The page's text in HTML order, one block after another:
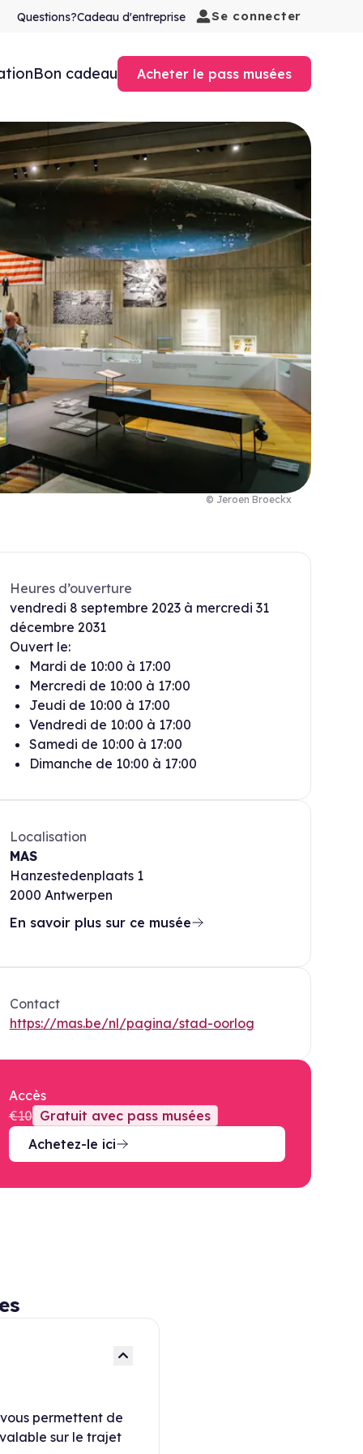
Questions?Cadeau d'entreprise Se connecter
Bon cadeau Acheter le pass musées
© Jeroen Broeckx
Heures d’ouverture
vendredi 8 septembre 2023 à mercredi 31
décembre 2031
Ouvert le:
Mardi de 10:00 à 17:00
Mercredi de 10:00 à 17:00
Jeudi de 10:00 à 17:00
Vendredi de 10:00 à 17:00
Samedi de 10:00 à 17:00
Dimanche de 10:00 à 17:00
Localisation
MAS
Hanzestedenplaats 1
2000 Antwerpen
En savoir plus sur ce musée
Contact
https://mas.be/nl/pagina/stad-oorlog
Accès
€10 Gratuit avec pass musées
Achetez-le ici
permettent de
sur le trajet